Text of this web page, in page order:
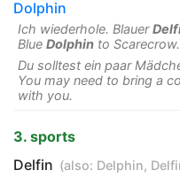
Dolphin
Ich wiederhole. Blauer
Blue Dolphin to Scarecrow.
Du solltest ein paar
You may need to bring a
with you.
3. sports
Delfin (also: Delphin,